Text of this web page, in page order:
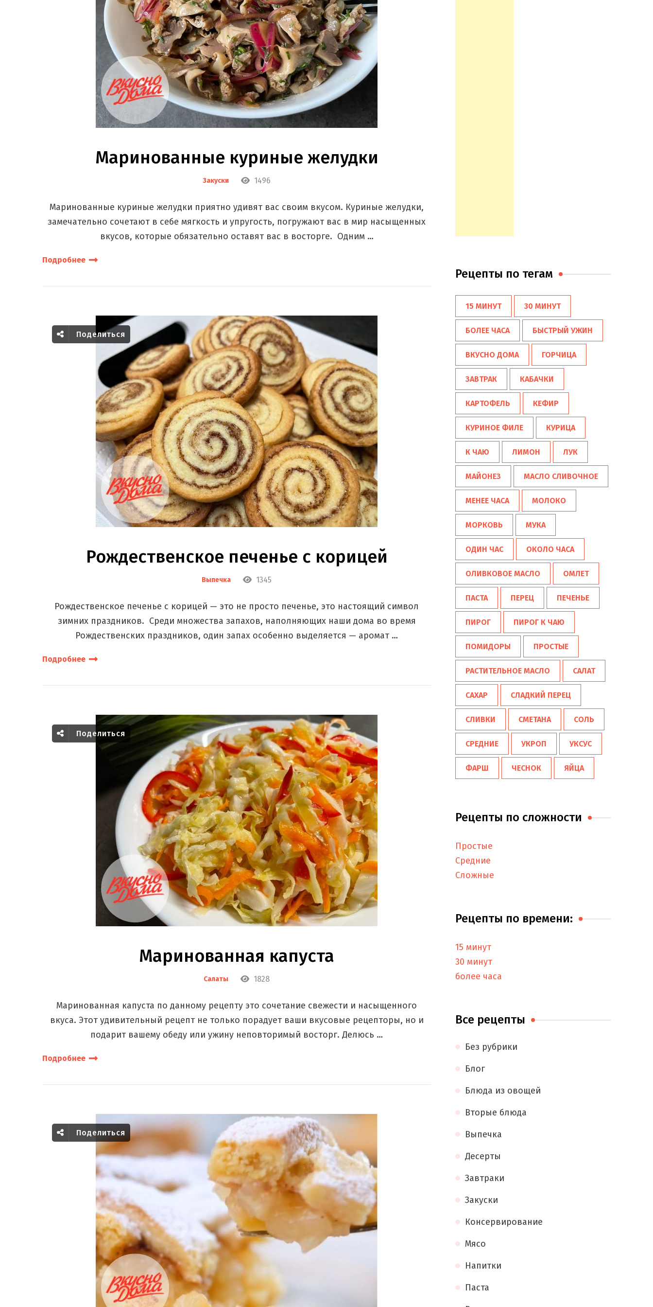
Маринованные куриные желудки
Закуски 1496
Маринованные куриные желудки приятно удивят вас своим вкусом. Куриные желудки,
замечательно сочетают в себе мягкость и упругость, погружают вас в мир насыщенных
вкусов, которые обязательно оставят вас в восторге. Одним …
Подробнее
Поделиться
Рождественское печенье с корицей
Выпечка 1345
Рождественское печенье с корицей — это не просто печенье, это настоящий символ
зимних праздников. Среди множества запахов, наполняющих наши дома во время
Рождественских праздников, один запах особенно выделяется — аромат …
Подробнее
Поделиться
Маринованная капуста
Салаты 1828
Маринованная капуста по данному рецепту это сочетание свежести и насыщенного
вкуса. Этот удивительный рецепт не только порадует ваши вкусовые рецепторы, но и
подарит вашему обеду или ужину неповторимый восторг. Делюсь …
Подробнее
Поделиться
Рецепты по тегам
15 МИНУТ 30 МИНУТ
БОЛЕЕ ЧАСА БЫСТРЫЙ УЖИН
ВКУСНО ДОМА ГОРЧИЦА
ЗАВТРАК КАБАЧКИ
КАРТОФЕЛЬ КЕФИР
КУРИНОЕ ФИЛЕ КУРИЦА
К ЧАЮ ЛИМОН ЛУК
МАЙОНЕЗ МАСЛО СЛИВОЧНОЕ
МЕНЕЕ ЧАСА МОЛОКО
МОРКОВЬ МУКА
ОДИН ЧАС ОКОЛО ЧАСА
ОЛИВКОВОЕ МАСЛО ОМЛЕТ
ПАСТА ПЕРЕЦ ПЕЧЕНЬЕ
ПИРОГ ПИРОГ К ЧАЮ
ПОМИДОРЫ ПРОСТЫЕ
РАСТИТЕЛЬНОЕ МАСЛО САЛАТ
САХАР СЛАДКИЙ ПЕРЕЦ
СЛИВКИ СМЕТАНА СОЛЬ
СРЕДНИЕ УКРОП УКСУС
ФАРШ ЧЕСНОК ЯЙЦА
Рецепты по сложности
Простые
Средние
Сложные
Рецепты по времени:
15 минут
30 минут
более часа
Все рецепты
Без рубрики
Блог
Блюда из овощей
Вторые блюда
Выпечка
Десерты
Завтраки
Закуски
Консервирование
Мясо
Напитки
Паста